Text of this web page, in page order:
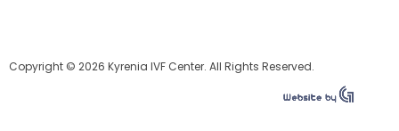
Copyright © 2026 Kyrenia IVF Center. All Rights Reserved.